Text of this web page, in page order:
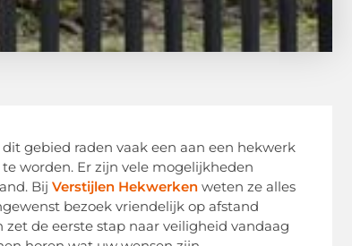
gebied raden vaak een aan een hekwerk
worden. Er zijn vele mogelijkheden
Bij Verstijlen Hekwerken weten ze alles
bezoek vriendelijk op afstand
de eerste stap naar veiligheid vandaag